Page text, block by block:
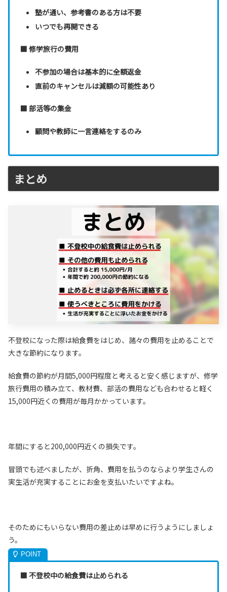
塾が通い、参考書のある方は不要
いつでも再開できる
■ 修学旅行の費用
不参加の場合は基本的に全額返金
直前のキャンセルは減額の可能性あり
■ 部活等の集金
顧問や教師に一言連絡をするのみ
まとめ
不登校になった際は給食費をはじめ、諸々の費用を止めることで
大きな節約になります。
給食費の節約が月間5,000円程度と考えると安く感じますが、修学
旅行費用の積み立て、教材費、部活の費用なども合わせると軽く
15,000円近くの費用が毎月かかっています。
年間にすると200,000円近くの損失です。
冒頭でも述べましたが、折角、費用を払うのならより学生さんの
実生活が充実することにお金を支払いたいですよね。
そのためにもいらない費用の差止めは早めに行うようにしましょ
う。
■ 不登校中の給食費は止められる